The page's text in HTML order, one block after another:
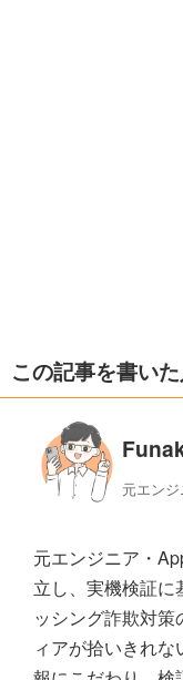
この記事を書い
元エン
元エンジニア・
立し、実機検証に
ッシング詐欺対
ィアが拾いきれ